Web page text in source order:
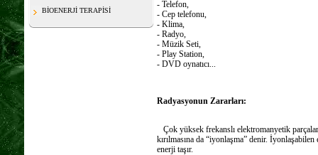
BİOENERJİ TERAPİSİ
- Telefon,
- Cep telefonu,
- Klima,
- Radyo,
- Müzik Seti,
- Play Station,
- DVD oynatıcı...
Radyasyonun Zararları:
Çok yüksek frekanslı elektromanyetik
kırılmasına da “iyonlaşma” denir.
enerji taşır.